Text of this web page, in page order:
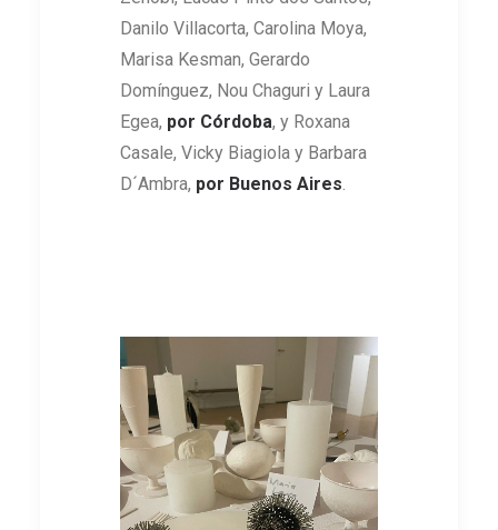
Danilo Villacorta, Carolina Moya,
Marisa Kesman, Gerardo
Domínguez, Nou Chaguri y Laura
Egea, por Córdoba, y Roxana
Casale, Vicky Biagiola y Barbara
D´Ambra, por Buenos Aires.